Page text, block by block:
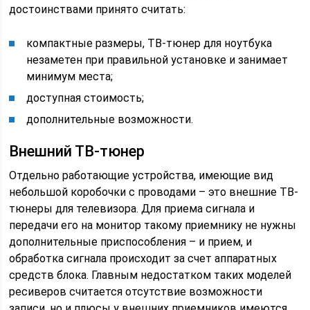
достоинствами принято считать:
компактные размеры, ТВ-тюнер для ноутбука
незаметен при правильной установке и занимает
минимум места;
доступная стоимость;
дополнительные возможности.
Внешний ТВ-тюнер
Отдельно работающие устройства, имеющие вид
небольшой коробочки с проводами – это внешние ТВ-
тюнеры для телевизора. Для приема сигнала и
передачи его на монитор такому приемнику не нужны
дополнительные приспособления – и прием, и
обработка сигнала происходит за счет аппаратных
средств блока. Главным недостатком таких моделей
ресиверов считается отсутствие возможности